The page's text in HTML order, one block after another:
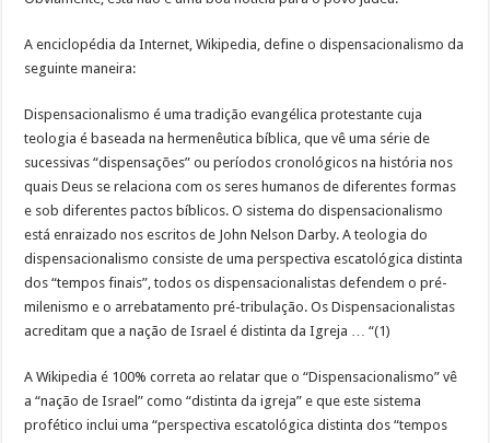
A enciclopédia da Internet, Wikipedia, define o dispensacionalismo da
seguinte maneira:
Dispensacionalismo é uma tradição evangélica protestante cuja
teologia é baseada na hermenêutica bíblica, que vê uma série de
sucessivas “dispensações” ou períodos cronológicos na história nos
quais Deus se relaciona com os seres humanos de diferentes formas
e sob diferentes pactos bíblicos. O sistema do dispensacionalismo
está enraizado nos escritos de John Nelson Darby. A teologia do
dispensacionalismo consiste de uma perspectiva escatológica distinta
dos “tempos finais”, todos os dispensacionalistas defendem o pré-
milenismo e o arrebatamento pré-tribulação. Os Dispensacionalistas
acreditam que a nação de Israel é distinta da Igreja … “(1)
A Wikipedia é 100% correta ao relatar que o “Dispensacionalismo” vê
a “nação de Israel” como “distinta da igreja” e que este sistema
profético inclui uma “perspectiva escatológica distinta dos “tempos